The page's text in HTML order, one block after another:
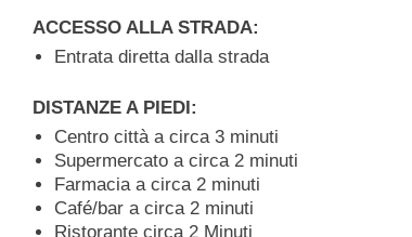
ACCESSO ALLA STRADA:
Entrata diretta dalla strada
DISTANZE A PIEDI:
Centro città a circa 3 minuti
Supermercato a circa 2 minuti
Farmacia a circa 2 minuti
Café/bar a circa 2 minuti
Ristorante circa 2 Minuti